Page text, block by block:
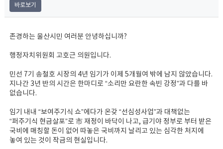
바로보기
존경하는 울산시민 여러분 안녕하십니까?
행정자치위원회 고호근 의원입니다.
민선 7기 송철호 시장의 4년 임기가 이제 5개월여 밖에 남지 않았습니다.
지나간 3년 반의 시간은 한마디로 “소리만 요란한 속빈 강정”과 다를 바
없습니다.
임기 내내 “보여주기식 쇼”에다가 온갖 “선심성사업”과 대책없는
“퍼주기식 현금살포”로 市 재정이 바닥이 나고, 급기야 정부로 부터 받은
국비에 매칭할 돈이 없어 따놓은 국비까지 날리고 있는 심각한 처지에
놓여 있는 것이 작금의 현실입니다.